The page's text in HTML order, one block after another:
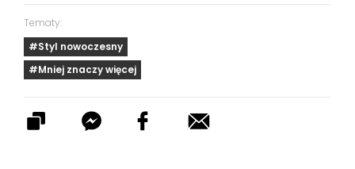
Tematy:
#Styl nowoczesny
#Mniej znaczy więcej